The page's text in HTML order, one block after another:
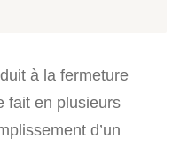
à la fermeture
fait en plusieurs
d’un